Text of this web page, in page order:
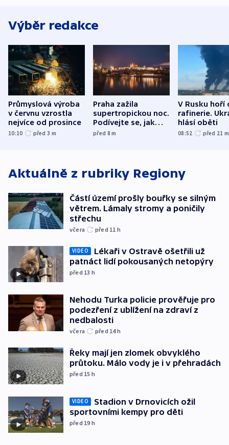
Výběr redakce
Průmyslová výroba
v červnu vzrostla
nejvíce od prosince
10:10 před 3 m
Praha zažila
supertropickou noc.
Podívejte se, jak
bylo u vás
před 8m
V Rusku hoří
rafinerie.
hlásí oběti
08:52 před 21 m
Aktuálně z rubriky Regiony
Částí území prošly bouřky se silným
větrem. Lámaly stromy a poničily
střechu
včera před 11 h
VIDEO
Lékaři v Ostravě ošetřili už
patnáct lidí pokousaných netopýry
před 13 h
Nehodu Turka policie prověřuje pro
podezření z ublížení na zdraví z
nedbalosti
včera před 14h
Řeky mají jen zlomek obvyklého
průtoku. Málo vody je i v přehradách
před 15 h
VIDEO
Stadion v Drnovicích ožil
sportovními kempy pro děti
před 19 h